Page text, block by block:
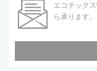
エコテックス
ら承ります。